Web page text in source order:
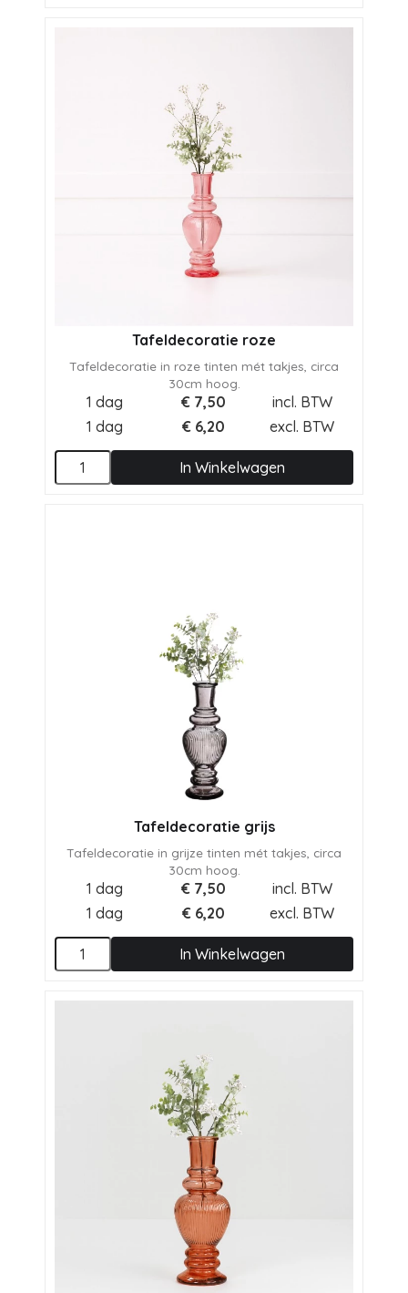
Tafeldecoratie roze
Tafeldecoratie in roze tinten mét takjes, circa
30cm hoog.
1 dag € 7,50
incl. BTW
1 dag
€ 6,20 excl. BTW
In Winkelwagen
Tafeldecoratie grijs
Tafeldecoratie in grijze tinten mét takjes, circa
30cm hoog.
1 dag € 7,50
incl. BTW
1 dag
€ 6,20 excl. BTW
In Winkelwagen